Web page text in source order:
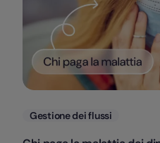
Categorie
Gestione dei flussi